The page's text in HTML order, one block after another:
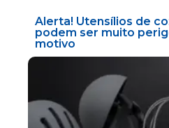
Alerta! Utensílios de
podem ser muito
motivo